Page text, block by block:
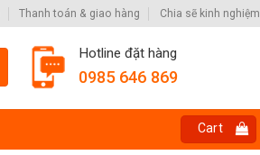
Thanh toán & giao hàng Chia sẽ kinh nghiệm
Hotline đặt hàng
0985 646 869
Cart